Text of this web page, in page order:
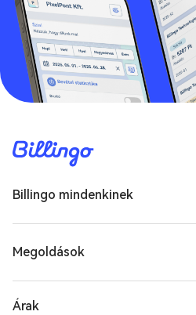
Billingo mindenkinek
Megoldások
Árak